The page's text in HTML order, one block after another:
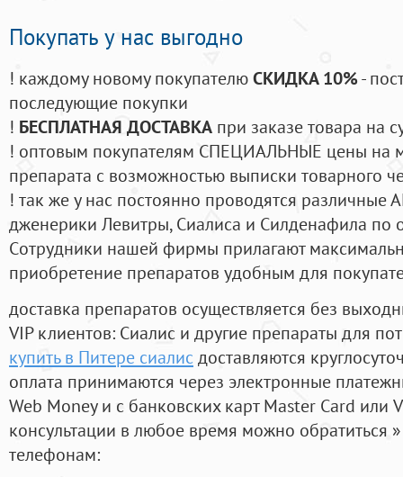
Покупать у нас выгодно
! каждому новому покупателюСКИДКА 10%-
последующие покупки
! БЕСПЛАТНАЯ ДОСТАВКА при заказе товара на
! оптовым покупателям СПЕЦИАЛЬНЫЕ цены на
препарата с возможностью выписки товарного
! так же у нас постоянно проводятся
дженерики Левитры, Сиалиса и Силденафила по
Cотрудники нашей фирмы прилагают
приобретение препаратов удобным для
доставка препаратов осуществляется без
VIP клиентов: Сиалис и другие препараты для
купить в Питере сиалис доставляются
оплата принимаются через электронные
Web Money и с банковских карт Master Card или
консультации в любое время можно обратиться
телефонам: